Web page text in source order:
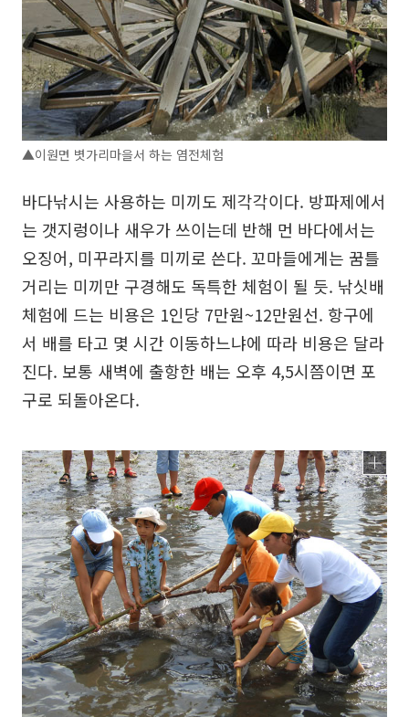
▲이원면 볏가리마을서 하는 염전체험
바다낚시는 사용하는 미끼도 제각각이다. 방파제에서
는 갯지렁이나 새우가 쓰이는데 반해 먼 바다에서는
오징어, 미꾸라지를 미끼로 쓴다. 꼬마들에게는 꿈틀
거리는 미끼만 구경해도 독특한 체험이 될 듯. 낚싯배
체험에 드는 비용은 1인당 7만원~12만원선. 항구에
서 배를 타고 몇 시간 이동하느냐에 따라 비용은 달라
진다. 보통 새벽에 출항한 배는 오후 4,5시쯤이면 포
구로 되돌아온다.